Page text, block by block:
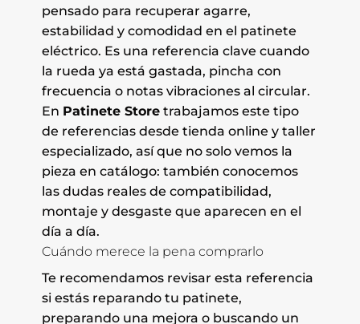
pensado para recuperar agarre,
estabilidad y comodidad en el patinete
eléctrico. Es una referencia clave cuando
la rueda ya está gastada, pincha con
frecuencia o notas vibraciones al circular.
En Patinete Storetrabajamos este tipo
de referencias desde tienda online y taller
especializado, así que no solo vemos la
pieza en catálogo: también conocemos
las dudas reales de compatibilidad,
montaje y desgaste que aparecen en el
día a día.
Cuándo merece la pena comprarlo
Te recomendamos revisar esta referencia
si estás reparando tu patinete,
preparando una mejora o buscando un